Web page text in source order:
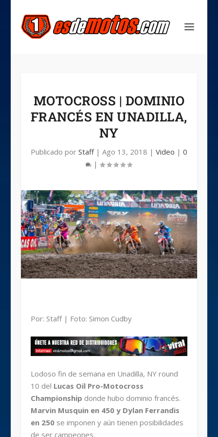
MOTOCROSS | DOMINIO
FRANCÉS EN UNADILLA,
NY
Publicado por Staff| Ago 13, 2018 | Video | 0
|
Por: Staff | Foto: Simon Cudby
Lodoso fin de semana en Unadilla, NY round
10 del Lucas Oil Pro-Motocross
Championship donde hubo dominio francés.
Marvin Musquin en 450 y Dylan Ferrandis
en 250se imponen y aún tienen posibilidades
de ser campeones.